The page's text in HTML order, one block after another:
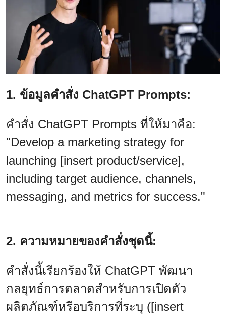
1. ข้อมูลคำสั่ง ChatGPT Prompts:
คำสั่ง ChatGPT Prompts ที่ให้มาคือ:
"Develop a marketing strategy for
launching [insert product/service],
including target audience, channels,
messaging, and metrics for success."
2. ความหมายของคำสั่งชุดนี้:
คำสั่งนี้เรียกร้องให้ ChatGPT พัฒนา
กลยุทธ์การตลาดสำหรับการเปิดตัว
ผลิตภัณฑ์หรือบริการที่ระบุ ([insert